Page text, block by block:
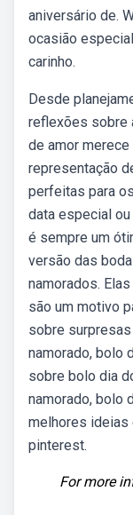
aniversário de.
ocasião
carinho.
Desde
reflexões sobre
de amor
representação
perfeitas para
data especial
é sempre um
versão das
namorados.
são um motivo
sobre surpresas
namorado, bolo
sobre bolo dia
namorado, bolo
melhores ideias
pinterest.
For more